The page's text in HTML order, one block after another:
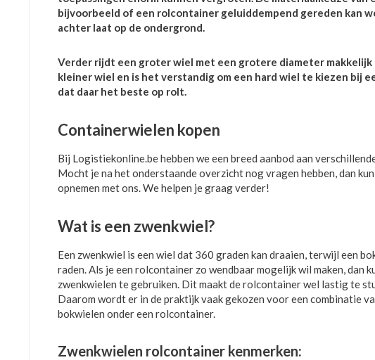
bijvoorbeeld of een rolcontainer geluiddempend gereden kan
achter laat op de ondergrond.
Verder rijdt een groter wiel met een grotere diameter makkelijk
kleiner wiel en is het verstandig om een hard wiel te kiezen bij
dat daar het beste op rolt.
Containerwielen kopen
Bij Logistiekonline.be hebben we een breed aanbod aan
Mocht je na het onderstaande overzicht nog vragen hebben, dan
opnemen met ons. We helpen je graag verder!
Wat is een zwenkwiel?
Een zwenkwiel is een wiel dat 360 graden kan draaien, terwijl een
raden. Als je een rolcontainer zo wendbaar mogelijk wil maken, dan
zwenkwielen te gebruiken. Dit maakt de rolcontainer wel lastig te
Daarom wordt er in de praktijk vaak gekozen voor een combinatie
bokwielen onder een rolcontainer.
Zwenkwielen rolcontainer kenmerken: